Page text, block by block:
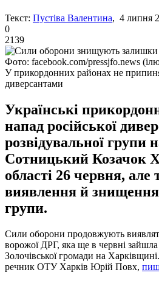
Текст: Пустіва Валентина, 4 липня
0
2139
Фото: facebook.com/pressjfo.news
У прикордонних районах не
диверсантами
Українські
напад російської
розвідувальної групи
Сотницький Козачок
області 26 червня, але
виявлення й
групи.
Сили оборони продовжують
ворожої ДРГ, яка ще в червні
Золочівської громади на
речник ОТУ Харків Юрій Повх,